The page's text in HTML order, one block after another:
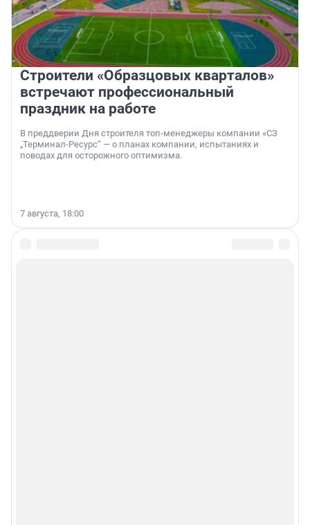
Строители «Образцовых кварталов»
встречают профессиональный
праздник на работе
В преддверии Дня строителя топ-менеджеры компании «СЗ
„Терминал-Ресурс“ — о планах компании, испытаниях и
поводах для осторожного оптимизма.
7 августа, 18:00